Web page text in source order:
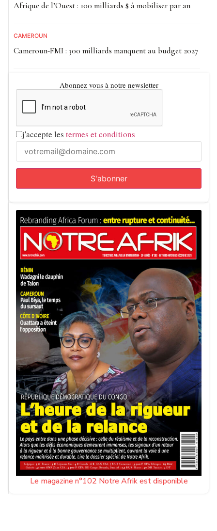
Afrique de l’Ouest : 100 milliards $ à mobiliser par an
CAMEROUN
Cameroun-FMI : 300 milliards manquent au budget 2027
Abonnez vous à notre newsletter
j'accepte les termes et conditions
Le magazine n°102 Notre Afrik est disponible